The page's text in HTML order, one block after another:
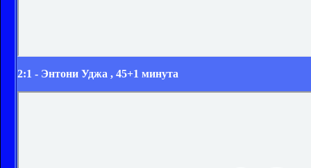
2:1 - Энтони Уджа , 45+1 минута